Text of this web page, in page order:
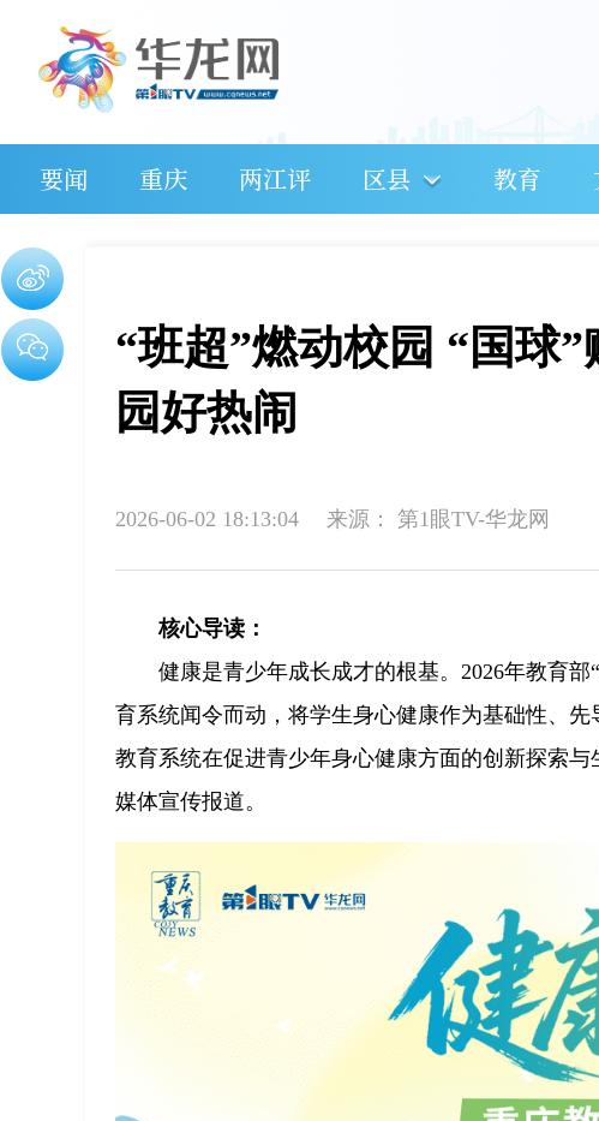
要闻 重庆 两江评 区县 教育
“班超”燃动校园 “国球
园好热闹
2026-06-02 18:13:04 来源： 第1眼TV-华龙网
核心导读：
健康是青少年成长成才的根基。2026年教育
育系统闻令而动，将学生身心健康作为基础性、
教育系统在促进青少年身心健康方面的创新探索
媒体宣传报道。